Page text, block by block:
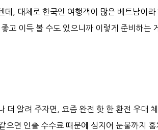
데, 대체로 한국인 여행객이 많은 베트남이라
고 이득 볼 수도 있으니까 이렇게 준비하는
더 알려 주자면, 요즘 완전 핫 한 환전 우대
면 인출 수수료 때문에 심지어 눈물까지 훔